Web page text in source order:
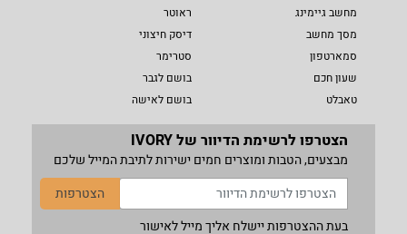
מחשב גיימינג
מסך מחשב
סמארטפון
שעון חכם
טאבלט
ראוטר
דיסק חיצוני
סטרימר
בושם לגבר
בושם לאישה
הצטרפו לרשימת הדיוור של IVORY
מבצעים, הטבות ומוצרים חמים ישירות לתיבת המייל שלכם
הצטרפות
בעת ההצטרפות יישלח אליך מייל לאישור